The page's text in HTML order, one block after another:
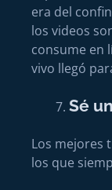
era del
los videos
consume en
vivo llegó
Sé
Los mejores
los que